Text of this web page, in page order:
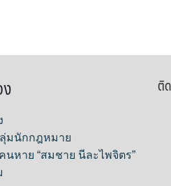
ลุ่มนักกฎหมาย
หาย “สมชาย นีละไพจิตร”
ติ